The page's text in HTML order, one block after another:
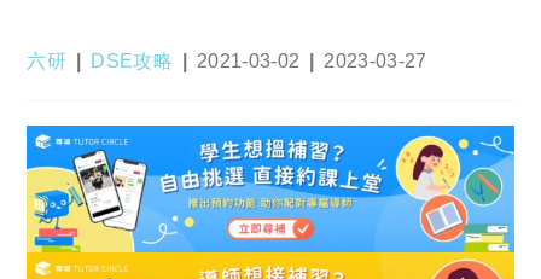
Post
六研
Post
DSE攻略
Post
2021-03-02
Post
2023-03-27